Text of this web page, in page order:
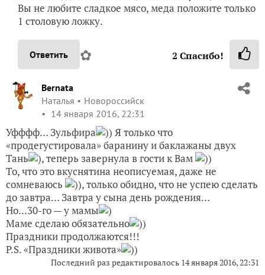
Вы не любите сладкое мясо, меда положите только
1 столовую ложку.
Ответить ✿ 2 Спасибо!
Bernata
Наталья
Новороссийск
14 января 2016, 22:31
Уфффф… Зульфира
)) Я только что
«продегустировала» баранину и баклажаны двух
Тань
), теперь завернула в гости к Вам
))
То, что это вкуснятина неописуемая, даже не
сомневаюсь
)), только обидно, что не успею сделать
до завтра… Завтра у сына день рождения…
Но...30-го — у мамы
)
Маме сделаю обязательно
))
Праздники продолжаются!!!
P.S. «Праздники живота»
))
Последний раз редактировалось 14 января 2016, 22:31